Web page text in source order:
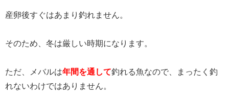
産卵後すぐはあまり釣れません。
そのため、冬は厳しい時期になります。
ただ、メバルは年間を通して釣れる魚なので、まったく釣
れないわけではありません。